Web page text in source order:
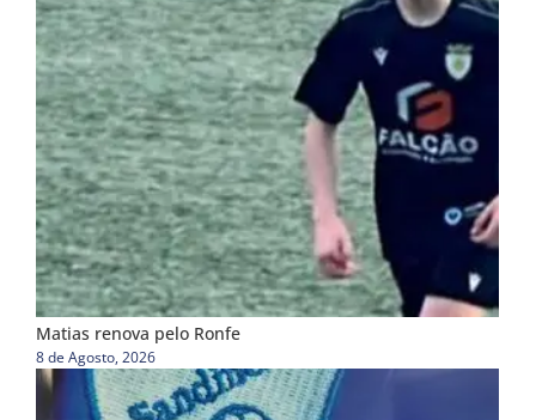
Matias renova pelo Ronfe
8 de Agosto, 2026